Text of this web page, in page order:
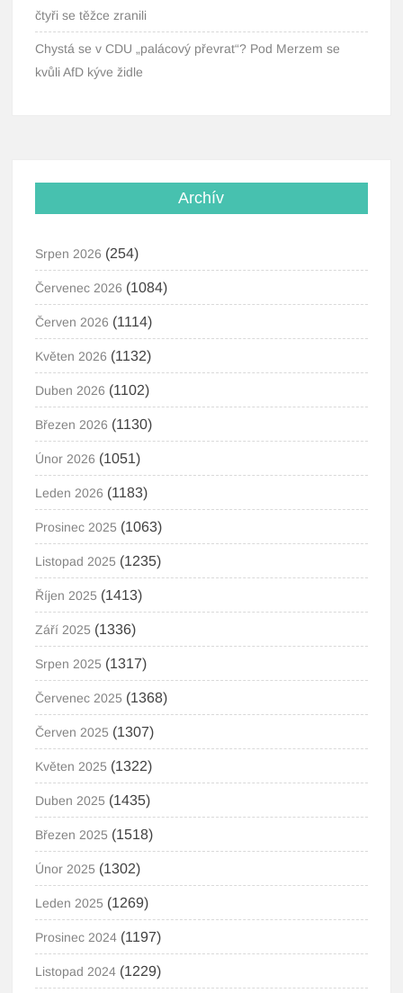
čtyři se těžce zranili
Chystá se v CDU „palácový převrat“? Pod Merzem se
kvůli AfD kýve židle
Archív
Srpen 2026 (254)
Červenec 2026 (1084)
Červen 2026 (1114)
Květen 2026 (1132)
Duben 2026 (1102)
Březen 2026 (1130)
Únor 2026 (1051)
Leden 2026 (1183)
Prosinec 2025 (1063)
Listopad 2025 (1235)
Říjen 2025 (1413)
Září 2025 (1336)
Srpen 2025 (1317)
Červenec 2025 (1368)
Červen 2025 (1307)
Květen 2025 (1322)
Duben 2025 (1435)
Březen 2025 (1518)
Únor 2025 (1302)
Leden 2025 (1269)
Prosinec 2024 (1197)
Listopad 2024 (1229)